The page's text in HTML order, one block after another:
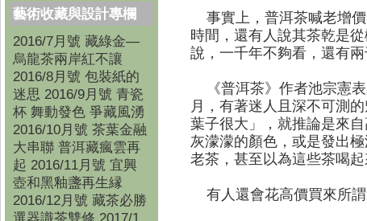
藝術收藏與設計專欄
2016/7月號 藏綠金—
烏龍茶兩岸紅不讓
2016/8月號 包裝紙的
迷思 2016/9月號 青瓷
杯 舞動發色 爭藏風湧
2016/10月號 茶葉金融
大串聯 普洱藏瘋雲再
起 2016/11月號 宜興
壺和黑釉盞再生縁
2016/12月號 藏茶必勝
事實上，普洱茶喊老增價
時間，還有人說其茶乾是
說，一千年不夠看，還有兩
《普洱茶》作者池宗憲
月，有著迷人且深不可測
葉子很大」，就推論是來
灰濛濛的顏色，或是發出
老茶，甚至以為這些茶喝起
有人還會花高價買來所謂